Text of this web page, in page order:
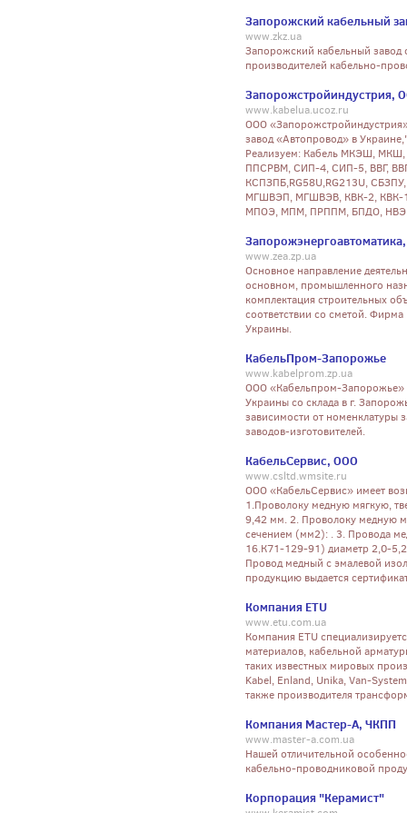
Запорожский кабельный
www.zkz.ua
Запорожский кабельный
производителей кабельно-
Запорожстройиндустрия,
www.kabelua.ucoz.ru
ООО
завод «Автопровод» в
Реализуем: Кабель МКЭШ,
ППСРВМ, СИП-4, СИП-5, ВВГ,
КСПЗПБ,RG58U,RG213U,
МГШВЭП, МГШВЭВ, КВК-2,
МПОЭ, МПМ, ПРППМ, БПДО,
www.zea.zp.ua
Основное направление
основном, промышленного
комплектация строительных
соответствии со сметой.
Украины.
КабельПром-Запорожье
www.kabelprom.zp.ua
ООО «Кабельпром-Запорожье»
Украины со склада в г.
зависимости от номенклатуры
заводов-изготовителей.
КабельСервис, ООО
www.csltd.wmsite.ru
ООО «КабельСервис» имеет
1.Проволоку медную мягкую,
9,42 мм. 2. Проволоку медную
сечением (мм2): . 3. Провода
16.К71-129-91) диаметр 2,0-
Провод медный с эмалевой
продукцию выдается
Компания ETU
www.etu.com.ua
Компания ETU
материалов, кабельной
таких известных мировых
Kabel, Enland, Unika, Van-
также производителя
Компания Мастер-А, ЧКПП
www.master-a.com.ua
Нашей отличительной
кабельно-проводниковой
Корпорация "Керамист"